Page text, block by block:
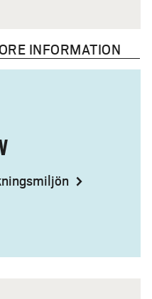
INFORMATION